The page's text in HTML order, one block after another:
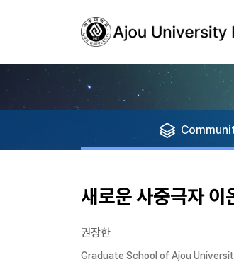
새로운 사중극자 이
권장한
Graduate School of Ajou